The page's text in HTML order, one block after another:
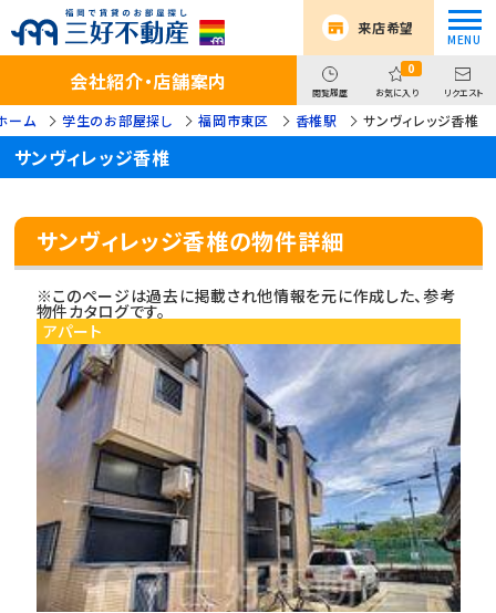
来店希望
会社紹介・店舗案内 閲覧履歴
0
お気に入り リクエスト
ーム 学生のお部屋探し 福岡市東区 香椎駅 サンヴィレッジ香椎
サンヴィレッジ香椎
サンヴィレッジ香椎の物件詳細
※このページは過去に掲載され他情報を元に作成した、参考
物件カタログです。
アパート